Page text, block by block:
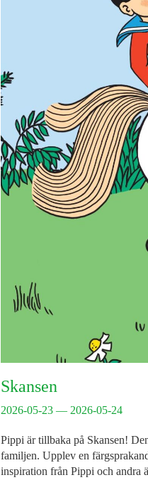
Skansen
2026-05-23 — 2026-05-24
Pippi är tillbaka på Skansen!
familjen. Upplev en
inspiration från Pippi och andra